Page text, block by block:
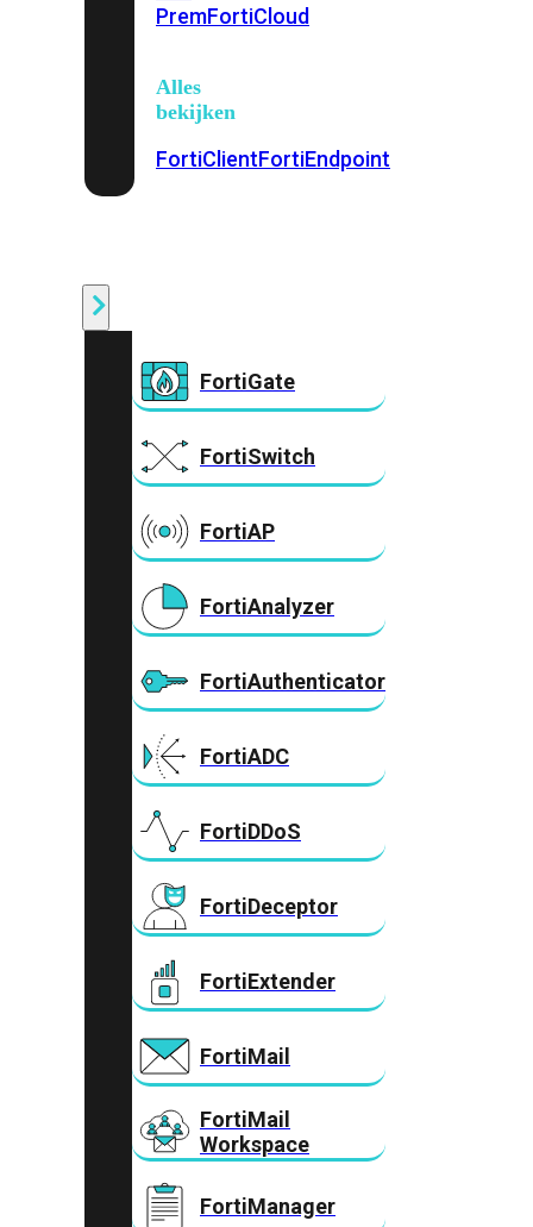
PremFortiCloud
Alles
bekijken
FortiClientFortiEndpoint
FortiGate
FortiSwitch
FortiAP
FortiAnalyzer
FortiAuthenticator
FortiADC
FortiDDoS
FortiDeceptor
FortiExtender
FortiMail
FortiMail
Workspace
FortiManager